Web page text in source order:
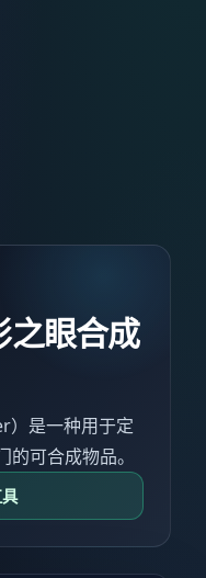
之眼合成
）是一种用于定
可合成物品。